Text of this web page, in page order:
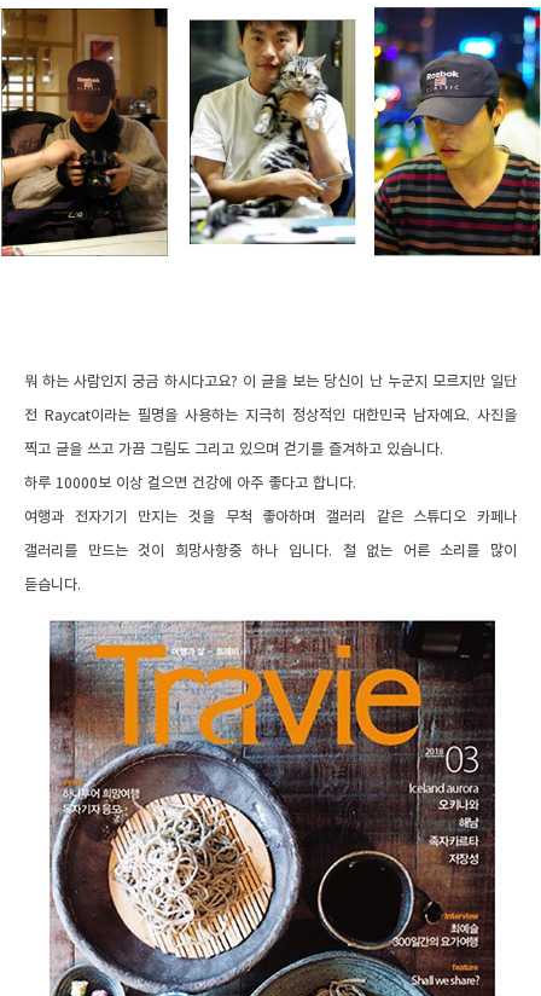
뭐 하는 사람인지 궁금 하시다고요? 이 글을 보는 당신이 난 누군지 모르지만 일단
전 Raycat이라는 필명을 사용하는 지극히 정상적인 대한민국 남자예요. 사진을
찍고 글을 쓰고 가끔 그림도 그리고 있으며 걷기를 즐겨하고 있습니다.
하루 10000보 이상 걸으면 건강에 아주 좋다고 합니다.
여행과 전자기기 만지는 것을 무척 좋아하며 갤러리 같은 스튜디오 카페나
갤러리를 만드는 것이 희망사항중 하나 입니다. 철 없는 어른 소리를 많이
듣습니다.